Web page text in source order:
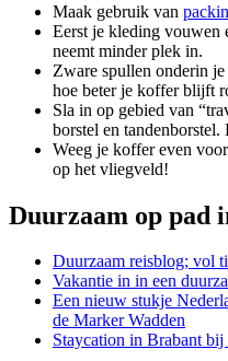
Maak gebruik van
Eerst je kleding vouwen
neemt minder plek in.
Zware spullen onderin
hoe beter je koffer blijft
Sla in op gebied van
borstel en
Weeg je koffer even
op het vliegveld!
Duurzaam op pad
Duurzaam reisblog; vol
Vakantie in in een
Een nieuw stukje
de Marker Wadden
Staycation in Brabant